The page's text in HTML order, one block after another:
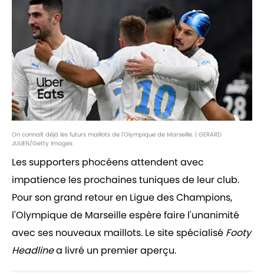
On connaît déjà les futurs maillots de l'Olympique de Marseille. | GERARD
JULIEN/Getty Images
Les supporters phocéens attendent avec
impatience les prochaines tuniques de leur club.
Pour son grand retour en Ligue des Champions,
l'Olympique de Marseille espère faire l'unanimité
avec ses nouveaux maillots. Le site spécialisé Footy
Headlinea livré un premier aperçu.